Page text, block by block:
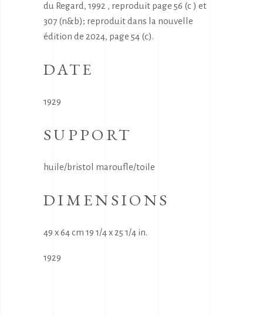
du Regard, 1992 , reproduit page 56 (c ) et
307 (n&b); reproduit dans la nouvelle
édition de 2024, page 54 (c).
DATE
1929
SUPPORT
huile/bristol maroufle/toile
DIMENSIONS
49 x 64 cm 19 1/4 x 25 1/4 in.
1929